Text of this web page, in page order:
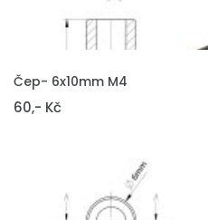
VLOŽIT DO KOŠÍKU
Čep- 6x10mm M4
60,- Kč